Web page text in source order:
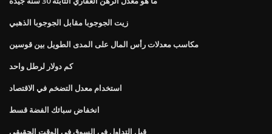
زيت الجوجوبا مقابل الجوجوبا الذهبي
مكاسب معدلات رأس المال على المدى الطويل بين قوسين
كم دولار لرطل واحد
استخدام معدل التضخم في الاقتصاد
انخفاض سبائك الفضة قسط
قبل التداول في السوق في الوقت الحقيقي